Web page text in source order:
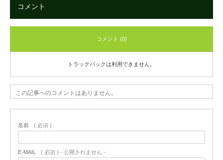
コメント
コメント (0)
トラックバックは利用できません。
この記事へのコメントはありません。
名前 ( 必須 )
E-MAIL ( 必須 ) - 公開されません -